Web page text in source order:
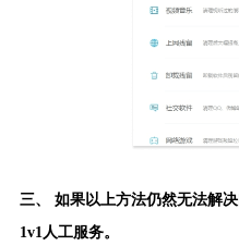
三、 如果以上方法仍然无法解
1v1人工服务。